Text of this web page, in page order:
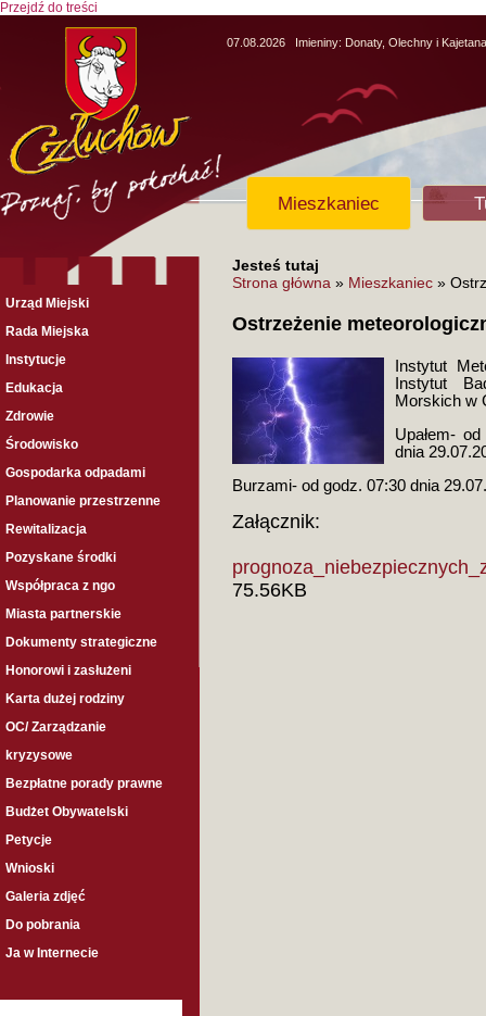
Przejdź do treści
07.08.2026 Imieniny: Donaty, Olechny i Kajetana
Mieszkaniec
Urząd Miejski
Rada Miejska
Instytucje
Edukacja
Zdrowie
Środowisko
Gospodarka odpadami
Planowanie przestrzenne
Rewitalizacja
Pozyskane środki
Współpraca z ngo
Miasta partnerskie
Dokumenty strategiczne
Honorowi i zasłużeni
Karta dużej rodziny
OC/ Zarządzanie
kryzysowe
Bezpłatne porady prawne
Budżet Obywatelski
Petycje
Wnioski
Galeria zdjęć
Do pobrania
Ja w Internecie
Jesteś tutaj
Strona główna » Mieszkaniec »
Ostrzeżenie
Instytut
Instytut
Morskich w
Upałem-
dnia
Burzami- od godz. 07:30 dnia
Załącznik:
75.56KB